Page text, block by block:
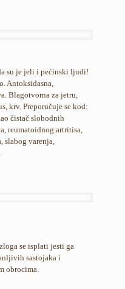
su je jeli i pećinski ljudi!
Antoksidasna,
Blagotvorna za jetru,
krv. Preporučuje se kod:
čistač slobodnih
reumatoidnog artritisa,
slabog varenja,
se isplati jesti ga
sastojaka i
obrocima.